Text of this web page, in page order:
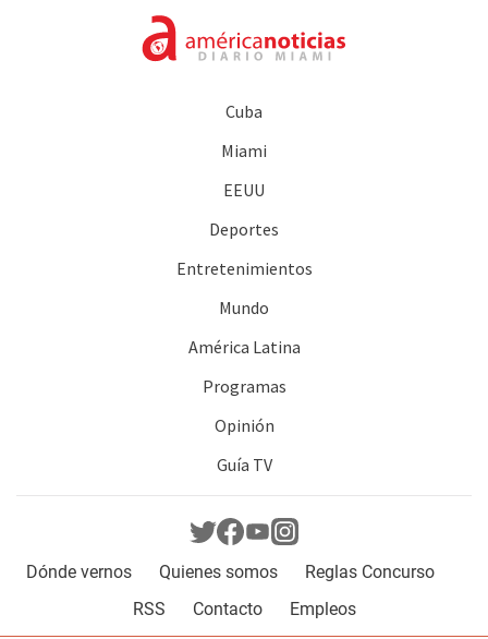
Cuba
Miami
EEUU
Deportes
Entretenimientos
Mundo
América Latina
Programas
Opinión
Guía TV
Dónde vernos Quienes somos
Reglas Concurso
RSS
Contacto Empleos